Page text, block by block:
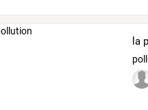
la